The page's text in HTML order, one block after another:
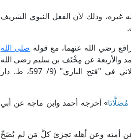
غيره، وذلك لأن الفعل النبوي الشريف
رضي الله عنهما، مع قوله صلى الله
والأربعة عن مِخْنَف بن سليم رضي الله
عنه، واللفظ للتِّرْمِذِي، وإسناده قوي كما أفاد الحافظ ابن حجر العسقلاني في "فتح الباري" (9/ 597، ط. دار
» أخرجه أحمد وابن ماجه عن أبي
أمته وعن أهله تجزئ كلَّ مَن لم يُضَحِّ